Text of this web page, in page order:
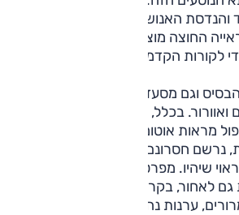
והנדסת האנוש סבירה בהחלט. תנוחת
החוצה מוצלח עם כוכבית על מראות
לקורות הקדמיות, ללא רווח ביניהן.
וגם מסעד הגב. התפעול חשמלי
בכלל, רשימת האבזור נאה, עם
מראות אוטומטי, חיישני גשם, ריפוד
נרשם חסרונם של מצלמות היקפיות וגג
שיהיו. מפרט הבטיחות עשיר למדי
גם לאחור, בקרת שיוט אדפטיבית, ניטור
ערנות נהג; האחרון ממש נודניק.